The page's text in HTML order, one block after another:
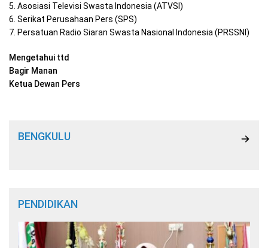
5. Asosiasi Televisi Swasta Indonesia (ATVSI)
6. Serikat Perusahaan Pers (SPS)
7. Persatuan Radio Siaran Swasta Nasional Indonesia (PRSSNI)
Mengetahui ttd
Bagir Manan
Ketua Dewan Pers
BENGKULU
PENDIDIKAN